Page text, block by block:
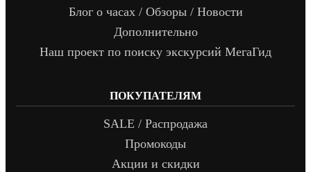
Блог о часах / Обзоры / Новости
Дополнительно
Наш проект по поиску экскурсий МегаГид
ПОКУПАТЕЛЯМ
SALE / Распродажа
Промокоды
Акции и скидки